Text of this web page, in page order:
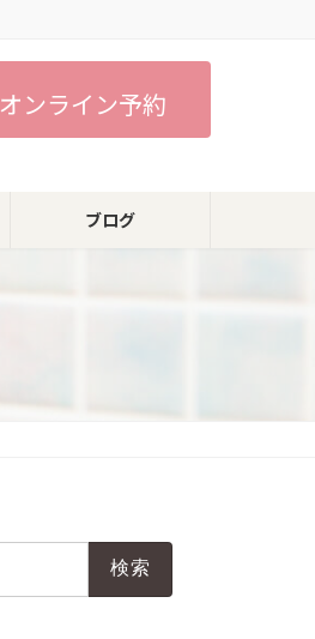
オンライン予約
ブログ